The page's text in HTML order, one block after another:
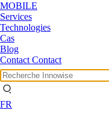
MOBILE
Services
Technologies
Cas
Blog
Contact Contact
FR